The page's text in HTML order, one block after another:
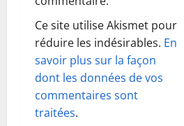
a
r
t
i
Ce site utilise Akismet pour
réduire les indésirables. En
savoir plus sur la façon
dont les données de vos
commentaires sont
traitées.